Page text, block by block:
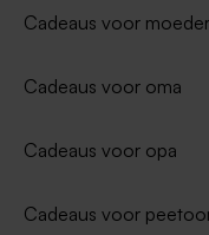
Cadeaus voor moeder
Cadeaus voor oma
Cadeaus voor opa
Cadeaus voor